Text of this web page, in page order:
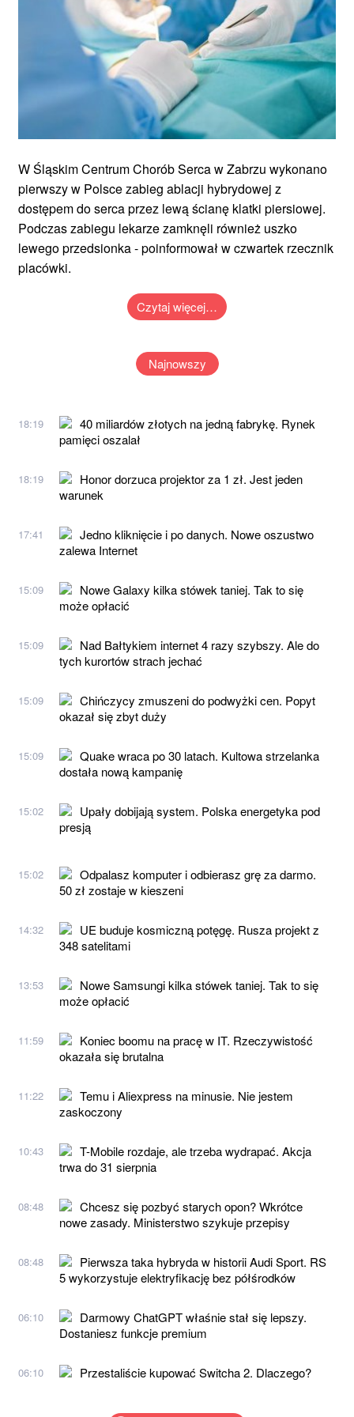
W Śląskim Centrum Chorób Serca w Zabrzu wykonano
pierwszy w Polsce zabieg ablacji hybrydowej z
dostępem do serca przez lewą ścianę klatki piersiowej.
Podczas zabiegu lekarze zamknęli również uszko
lewego przedsionka - poinformował w czwartek rzecznik
placówki.
Czytaj więcej…
Najnowszy
18:19
40 miliardów złotych na jedną fabrykę. Rynek
pamięci oszalał
18:19
Honor dorzuca projektor za 1 zł. Jest jeden
warunek
17:41
Jedno kliknięcie i po danych. Nowe oszustwo
zalewa Internet
15:09
Nowe Galaxy kilka stówek taniej. Tak to się
może opłacić
15:09
Nad Bałtykiem internet 4 razy szybszy. Ale do
tych kurortów strach jechać
15:09
Chińczycy zmuszeni do podwyżki cen. Popyt
okazał się zbyt duży
15:09
Quake wraca po 30 latach. Kultowa strzelanka
dostała nową kampanię
15:02
Upały dobijają system. Polska energetyka pod
presją
15:02
Odpalasz komputer i odbierasz grę za darmo.
50 zł zostaje w kieszeni
14:32
UE buduje kosmiczną potęgę. Rusza projekt z
348 satelitami
13:53
Nowe Samsungi kilka stówek taniej. Tak to się
może opłacić
11:59
Koniec boomu na pracę w IT. Rzeczywistość
okazała się brutalna
11:22
Temu i Aliexpress na minusie. Nie jestem
zaskoczony
10:43
T-Mobile rozdaje, ale trzeba wydrapać. Akcja
trwa do 31 sierpnia
08:48
Chcesz się pozbyć starych opon? Wkrótce
nowe zasady. Ministerstwo szykuje przepisy
08:48
Pierwsza taka hybryda w historii Audi Sport. RS
5 wykorzystuje elektryfikację bez półśrodków
06:10
Darmowy ChatGPT właśnie stał się lepszy.
Dostaniesz funkcje premium
06:10 Przestaliście kupować Switcha 2. Dlaczego?